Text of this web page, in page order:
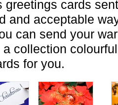
greetings cards
and acceptable
can send your
a collection
for you.